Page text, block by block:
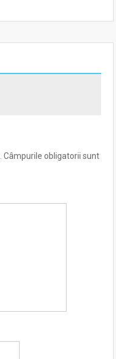
Câmpurile obligatorii sunt